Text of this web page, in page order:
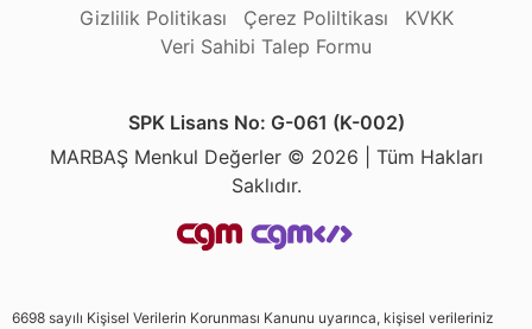
Gizlilik Politikası Çerez Poliltikası
KVKK
Veri Sahibi Talep Formu
SPK Lisans No: G-061 (K-002)
MARBAŞ Menkul Değerler © 2026 | Tüm Hakları
Saklıdır.
6698 sayılı Kişisel Verilerin Korunması Kanunu uyarınca, kişisel verileriniz